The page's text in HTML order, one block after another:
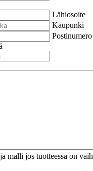
Lähiosoite
Kaupunki
Postinumero
malli jos tuotteessa on